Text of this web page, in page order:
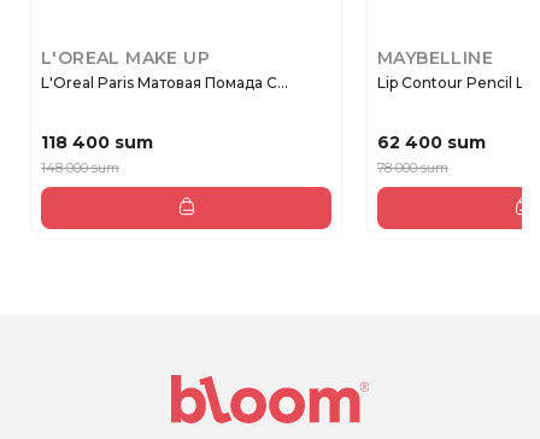
L'OREAL MAKE UP
L'Oreal Paris Матовая Помада C...
118 400 sum
148 000 sum
MAYBELLINE
Lip Contour Pencil
62 400 sum
78 000 sum